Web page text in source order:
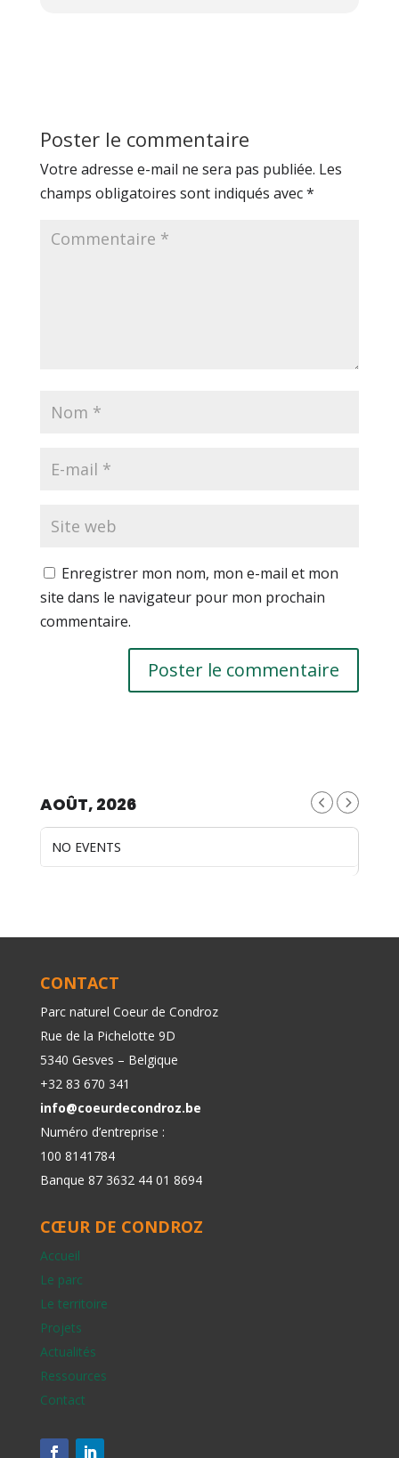
Poster le commentaire
Votre adresse e-mail ne sera pas publiée. Les
champs obligatoires sont indiqués avec*
Enregistrer mon nom, mon e-mail et mon
site dans le navigateur pour mon prochain
commentaire.
AOÛT, 2026
NO EVENTS
CONTACT
Parc naturel Coeur de Condroz
Rue de la Pichelotte 9D
5340 Gesves – Belgique
+32 83 670 341
info@coeurdecondroz.be
Numéro d’entreprise :
100 8141784
Banque 87 3632 44 01 8694
CŒUR DE CONDROZ
Accueil
Le parc
Le territoire
Projets
Actualités
Ressources
Contact